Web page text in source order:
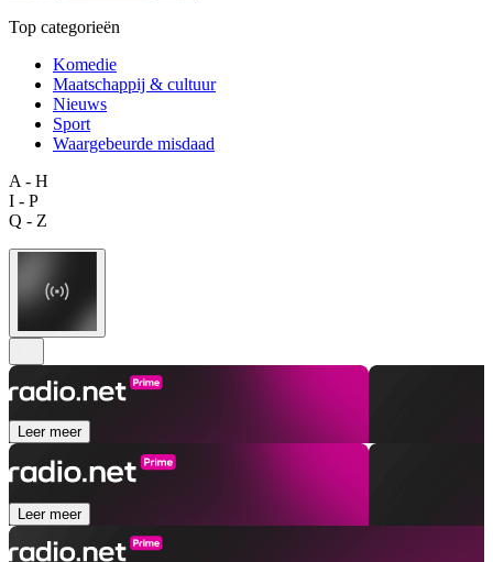
Top categorieën
Komedie
Maatschappij & cultuur
Nieuws
Sport
Waargebeurde misdaad
A - H
I - P
Q - Z
Leer meer
Leer meer